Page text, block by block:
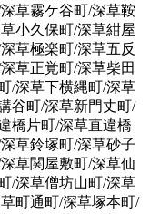
草霧ケ谷町/深草鞍
小久保町/深草紺屋
草極楽町/深草五反
草正覚町/深草柴田
/深草下横縄町/深草
谷町/深草新門丈町/
橋片町/深草直違橋
草鈴塚町/深草砂子
草関屋敷町/深草仙
/深草僧坊山町/深草
町通町/深草塚本町/